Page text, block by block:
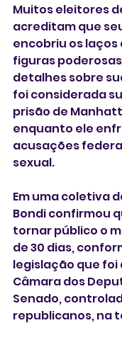
Muitos eleitores
acreditam que
encobriu os laços
figuras
detalhes sobre
foi considerada
prisão de
enquanto ele
acusações
sexual.
Em uma coletiva
Bondi confirmou
tornar público o
de 30 dias,
legislação que
Câmara dos
Senado,
republicanos, na